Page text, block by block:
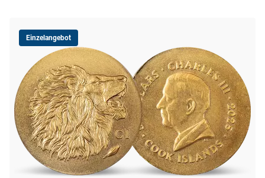
Einzelangebot